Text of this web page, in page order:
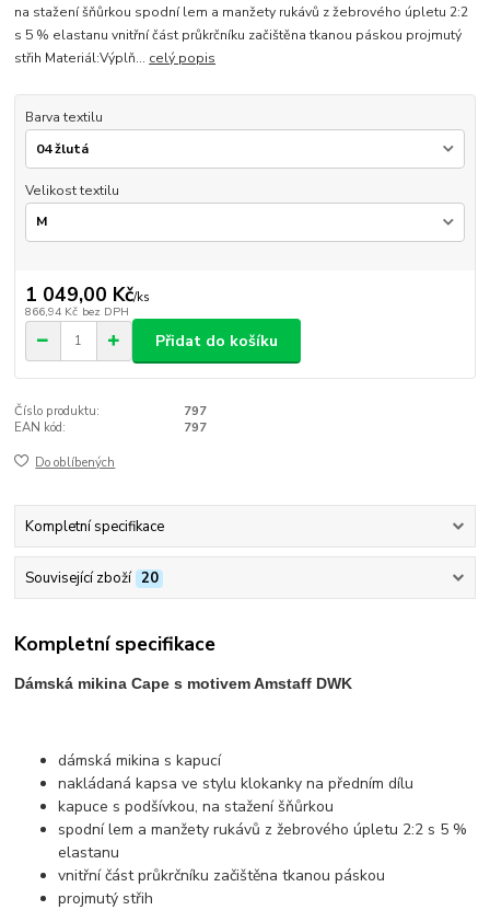
na stažení šňůrkou spodní lem a manžety rukávů z žebrového úpletu 2:2
s 5 % elastanu vnitřní část průkrčníku začištěna tkanou páskou projmutý
střih Materiál:Výplň... celý popis
Barva textilu
Velikost textilu
1 049,00 Kč/ks
866,94 Kč bez DPH
Přidat do košíku
Číslo produktu:
797
EAN kód:
797
Do oblíbených
Kompletní specifikace
Související zboží 20
Kompletní specifikace
Dámská mikina Cape s motivem Amstaff DWK
dámská mikina s kapucí
nakládaná kapsa ve stylu klokanky na předním dílu
kapuce s podšívkou, na stažení šňůrkou
spodní lem a manžety rukávů z žebrového úpletu 2:2 s 5 %
elastanu
vnitřní část průkrčníku začištěna tkanou páskou
projmutý střih